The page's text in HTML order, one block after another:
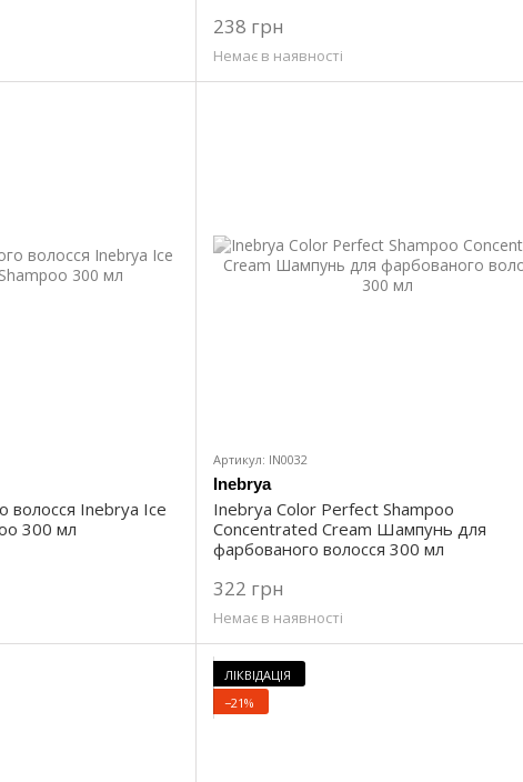
238 грн
Немає в наявності
волосся Inebrya Ice
300 мл
Артикул: IN0032
Inebrya
Inebrya Color Perfect Shampoo
Concentrated Cream Шампунь для
фарбованого волосся 300 мл
322 грн
Немає в наявності
ЛІКВІДАЦІЯ
−21%